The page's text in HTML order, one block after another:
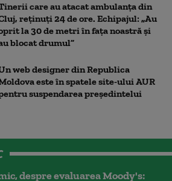
care au atacat ambulanța din
reținuți 24 de ore. Echipajul: „Au
la 30 de metri în fața noastră și
blocat drumul”
web designer din Republica
este în spatele site-ului AUR
suspendarea președintelui
despre evaluarea Moody's: